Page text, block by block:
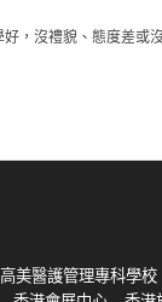
，沒禮貌、態度差或
高美醫護管理專科學校